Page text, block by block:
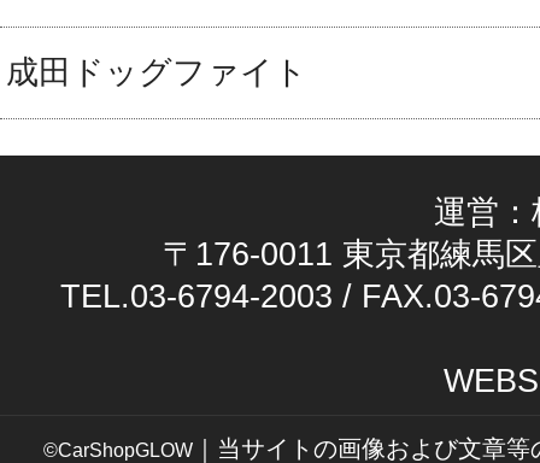
成田ドッグファイト
運営
〒176-0011 東京都練馬
TEL.03-6794-2003 / FAX.03-
©CarShopGLOW ｜当サイトの画像および文章